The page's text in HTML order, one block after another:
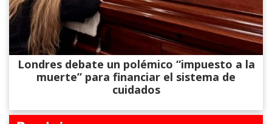
Londres debate un polémico “impuesto a la
muerte” para financiar el sistema de
cuidados